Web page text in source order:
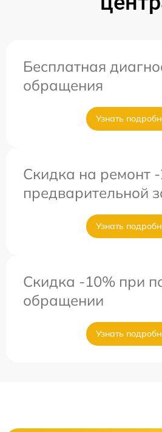
Бесплатная
обращения
Узнать
Скидка на ремонт
предварительной
Узнать
Скидка -10% при
обращении
Узнать